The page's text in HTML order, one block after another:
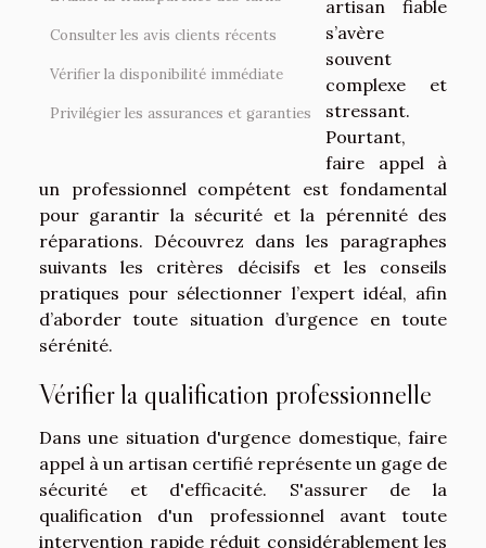
Consulter les avis clients récents
Vérifier la disponibilité immédiate
Privilégier les assurances et garanties
artisan fiable
s’avère
souvent
complexe et
stressant.
Pourtant,
faire appel à
un professionnel compétent est fondamental
pour garantir la sécurité et la pérennité des
réparations. Découvrez dans les paragraphes
suivants les critères décisifs et les conseils
pratiques pour sélectionner l’expert idéal, afin
d’aborder toute situation d’urgence en toute
sérénité.
Vérifier la qualification professionnelle
Dans une situation d'urgence domestique, faire
appel à un artisan certifié représente un gage de
sécurité et d'efficacité. S'assurer de la
qualification d'un professionnel avant toute
intervention rapide réduit considérablement les